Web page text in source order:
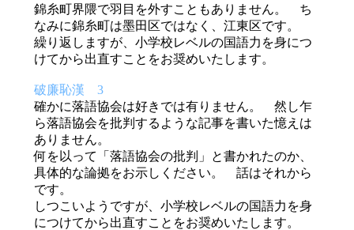
錦糸町界隈で羽目を外すこともありません。 ち
なみに錦糸町は墨田区ではなく、江東区です。
繰り返しますが、小学校レベルの国語力を身につ
けてから出直すことをお奨めいたします。
破廉恥漢 3
確かに落語協会は好きでは有りません。 然し乍
ら落語協会を批判するような記事を書いた憶えは
ありません。
何を以って「落語協会の批判」と書かれたのか、
具体的な論拠をお示しください。 話はそれから
です。
しつこいようですが、小学校レベルの国語力を身
につけてから出直すことをお奨めいたします。